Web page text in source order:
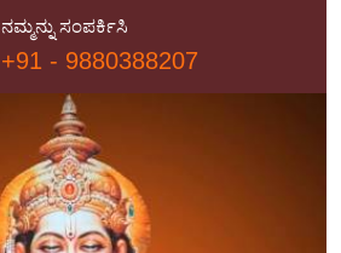
ನಮ್ಮನ್ನು ಸಂಪರ್ಕಿಸಿ
+91 - 9880388207